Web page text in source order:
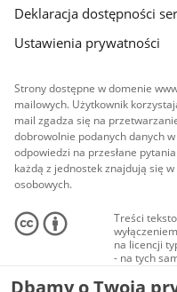
Deklaracja dostępności
Ustawienia prywatności
Strony dostępne w domenie
mailowych. Użytkownik
mail zgadza się na
dobrowolnie podanych danych
odpowiedzi na przesłane
każdą z jednostek znajdują się
osobowych.
Treści
na licencji
- na tych
Materiały
audio i
Dbamy o Twoją